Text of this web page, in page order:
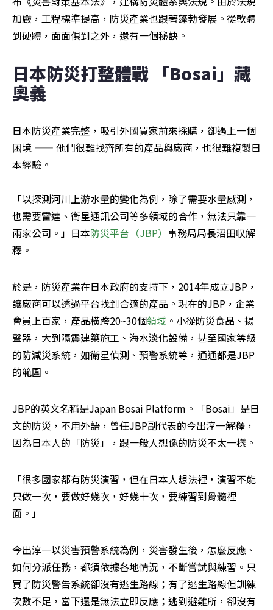
加嚴，工程標準提高，防災產業也跟著蓬勃發展。從軟體
到硬體，面面俱到之外，還有一個秘訣。
日本防災打整體戰 「Bosai」藏
奧義
日本防災產業完整，吸引外國買家前來採購，卻遇上一個
困境 —— 他們很難找齊所有的產品與廠商，也很難複製日
本經驗。
「以探測河川上游水量的變化為例，除了需要水量感測，
也需要雷達、衛星通訊公司等多領域的合作，無法只靠一
兩家公司。」日本防災平台（JBP） 事務局局長沼田収解
釋。
於是，防災產業在日本政府的支持下，2014年成立JBP，
讓廠商可以透過平台找到合適的產品。現在的JBP，企業
會員上百家，產品橫跨20~30個領域 。小從防災食品、揚
聲器，大到隔震建築施工、海水淡化設備，甚至國家等級
的防減災系統，如衛星偵測、預警系統等，通通都是JBP
的範圍。
JBP的英文名稱是Japan Bosai Platform。「Bosai」是日
文的防災，不用外語，曾任JBP副代表的今出淳一解釋，
因為日本人的「防災」，跟一般人想像的防災不太一樣。
「很多國家都有防災演習，但在日本人想法裡，演習不能
只做一次，要做好幾次，好幾十次，要練習到骨髓裡
面。」
今出淳一以災害預警系統為例，災害發生後，怎麼反應、
如何分派任務，都須依據各地情況，不斷嘗試與練習。只
買了防災警告系統卻沒有逃生路線；有了逃生路線但訓練
次數不足，當下還是無法立即反應；逃到避難所，卻沒有